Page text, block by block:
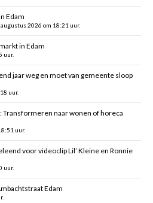
Edam
2026 om 18:21 uur.
in Edam
uur.
jaar weg en moet van gemeente sloop
uur.
Transformeren naar wonen of horeca
uur.
voor videoclip Lil’ Kleine en Ronnie
uur.
Edam